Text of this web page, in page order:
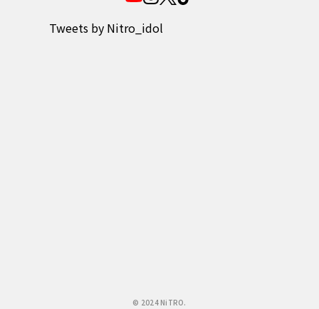
Tweets by Nitro_idol
© 2024 NiTRO.